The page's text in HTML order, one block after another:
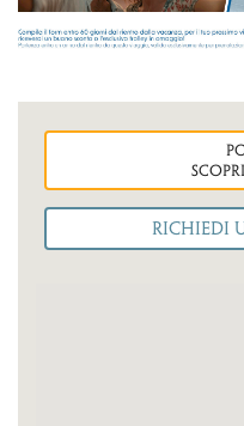
Scopri